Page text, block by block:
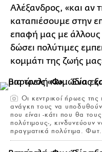
Αλέξανδρος, «και αν
καταπιέσουμε στην
επαφή μας με
δώσει πολύτιμες
κομμάτι της ζωής
Οι κεντρικοί ήρωες
ανάγκη τους να
που είναι -κάτι που θα
πολύτιμους-, κινδυνεύουν
πραγματικά πολύτιμα.